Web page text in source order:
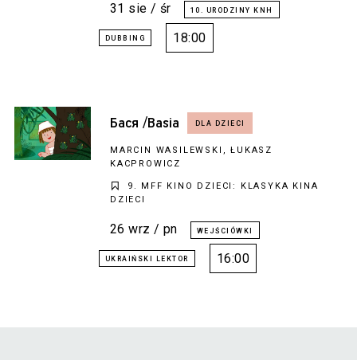
31 sie / śr
18:00
Бася /Basia
MARCIN WASILEWSKI, ŁUKASZ
KACPROWICZ
9. MFF KINO DZIECI: KLASYKA KINA
DZIECI
26 wrz / pn
16:00